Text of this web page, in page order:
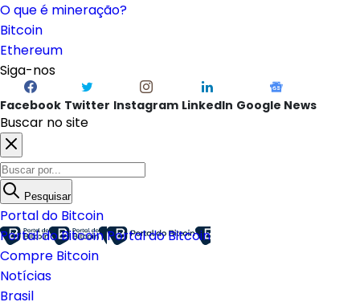
O que é mineração?
Bitcoin
Ethereum
Siga-nos
Facebook Twitter Instagram LinkedIn Google News
Buscar no site
Pesquisar
Portal do Bitcoin
Portal do BitcoinPortal do Bitcoin
Compre Bitcoin
Notícias
Brasil